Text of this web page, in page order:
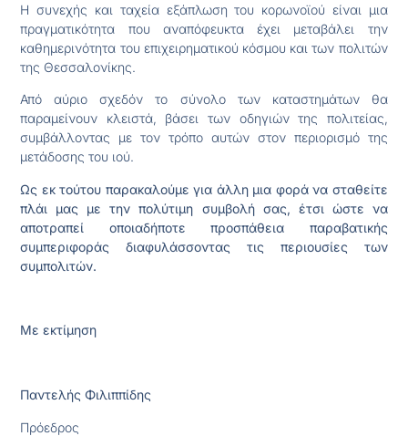
Η συνεχής και ταχεία εξάπλωση του κορωνοϊού είναι μια
πραγματικότητα που αναπόφευκτα έχει μεταβάλει την
καθημερινότητα του επιχειρηματικού κόσμου και των πολιτών
της Θεσσαλονίκης.
Από αύριο σχεδόν το σύνολο των καταστημάτων θα
παραμείνουν κλειστά, βάσει των οδηγιών της πολιτείας,
συμβάλλοντας με τον τρόπο αυτών στον περιορισμό της
μετάδοσης του ιού.
Ως εκ τούτου παρακαλούμε για άλλη μια φορά να σταθείτε
πλάι μας με την πολύτιμη συμβολή σας, έτσι ώστε να
αποτραπεί οποιαδήποτε προσπάθεια παραβατικής
συμπεριφοράς διαφυλάσσοντας τις περιουσίες των
συμπολιτών.
Με εκτίμηση
Παντελής Φιλιππίδης
Πρόεδρος